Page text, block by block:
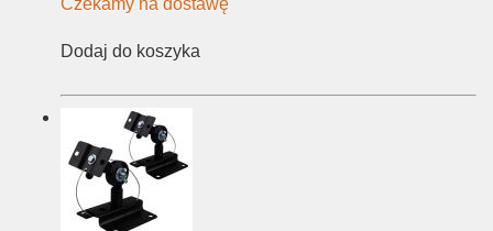
Czekamy na dostawę
Dodaj do koszyka